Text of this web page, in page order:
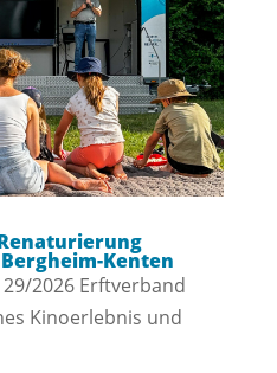
Kenten
29/2026 Erftverband
Kinoerlebnis und